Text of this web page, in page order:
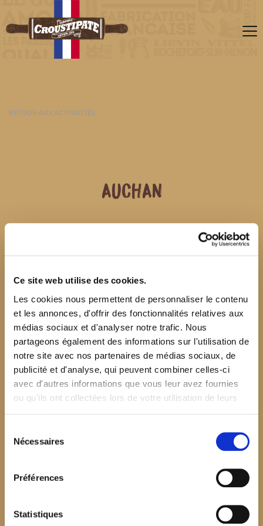
Ce site web utilise des cookies.
Les cookies nous permettent de personnaliser le contenu
et les annonces, d'offrir des fonctionnalités relatives aux
médias sociaux et d'analyser notre trafic. Nous
partageons également des informations sur l'utilisation de
notre site avec nos partenaires de médias sociaux, de
publicité et d'analyse, qui peuvent combiner celles-ci
avec d'autres informations que vous leur avez fournies
ou qu'ils ont collectées lors de votre utilisation de leurs
Nécessaires
Préférences
Statistiques
RETOUR AUX ACTUALITÉS
AUCHAN